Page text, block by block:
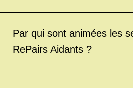
Par qui sont animées les
RePairs Aidants ?